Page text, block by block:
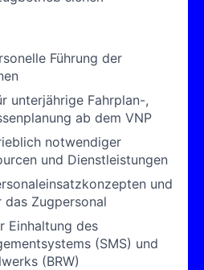
Führung der
unterjährige Fahrplan-,
ab dem VNP
notwendiger
und Dienstleistungen
und
das Zugpersonal
Einhaltung des
(SMS) und
(BRW)